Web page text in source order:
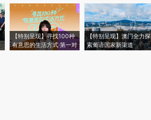
【特别呈现】寻找100种
有意思的生活方式·第一对
【特别呈现】澳门全力探
索葡语国家新渠道